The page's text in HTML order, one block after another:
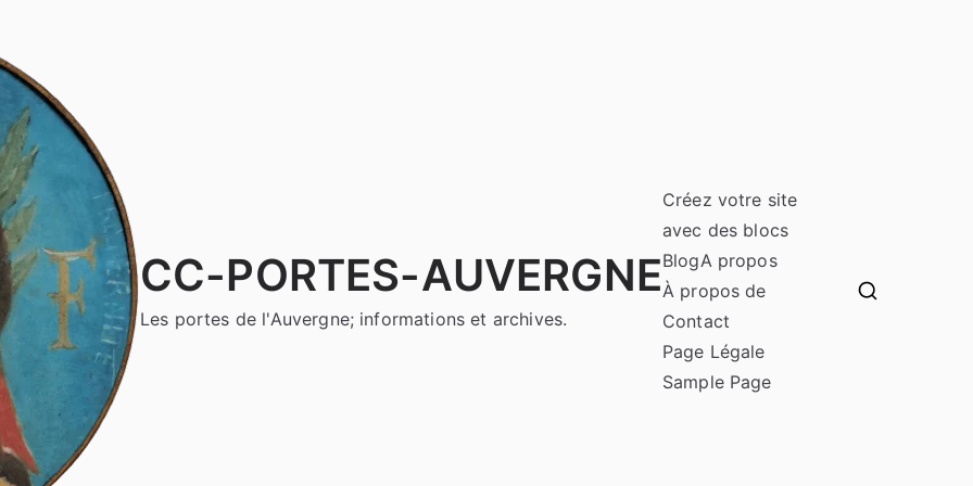
CC-PORTES-AUVERGNE
Les portes de l'Auvergne; informations et archives.
Créez votre site
avec des blocs
BlogA propos
À propos de
Contact
Page Légale
Sample Page